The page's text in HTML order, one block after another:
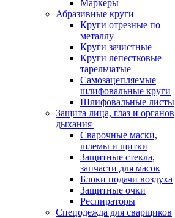
Маркеры
Абразивные круги
Круги отрезные по
металлу
Круги зачистные
Круги лепестковые
тарельчатые
Самозацепляемые
шлифовальные круги
Шлифовальные листы
Защита лица, глаз и органов
дыхания
Сварочные маски,
шлемы и щитки
Защитные стекла,
запчасти для масок
Блоки подачи воздуха
Защитные очки
Респираторы
Спецодежда для сварщиков